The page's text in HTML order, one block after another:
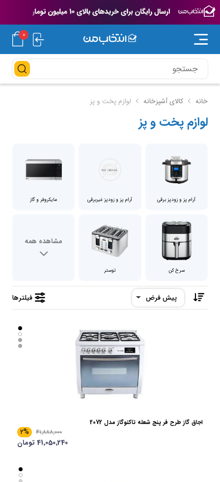
0
خانه کالای آشپزخانه لوازم پخت و پز
لوازم پخت و پز
آرام پز و زودپز برقی آرام پز و زودپز غیربرقی مایکروفر و گاز
سرخ کن توستر
مشاهده همه
فیلترها پیش فرض
اجاق گاز طرح فر پنج شعله تاکنوگاز مدل 2072
41٬888٬000
2%
41٬050٬240 تومان